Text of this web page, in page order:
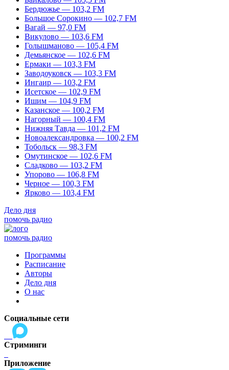
Бердюжье — 103,2 FM
Большое Сорокино — 102,7 FM
Вагай — 97,0 FM
Викулово — 103,6 FM
Голышманово — 105,4 FM
Демьянское — 102,6 FM
Ермаки — 103,3 FM
Заводоуковск — 103,3 FM
Ингаир — 103,2 FM
Исетское — 102,9 FM
Ишим — 104,9 FM
Казанское — 100,2 FM
Нагорный — 100,4 FM
Нижняя Тавда — 101,2 FM
Новоалександровка — 100,2 FM
Тобольск — 98,3 FM
Омутинское — 102,6 FM
Сладково — 103,2 FM
Упорово — 106,8 FM
Черное — 100,3 FM
Ярково — 103,4 FM
Дело дня
помочь радио
помочь радио
Программы
Расписание
Авторы
Дело дня
О нас
Социальные сети
Стриминги
Приложение